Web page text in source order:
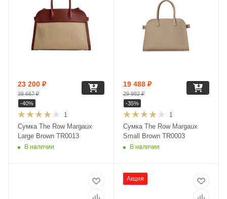
1
Сумка The Row Margaux
Large Brown TR0013
В наличии
23 200 ₽
38 667₽
-40%
1
Сумка The Row Margaux
Small Brown TR0003
В наличии
19 488₽
29 982₽
-35%
Акция